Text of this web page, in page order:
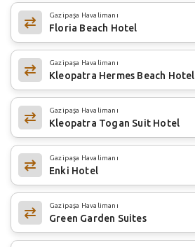
Gazipaşa Havalimanı
Floria Beach Hotel
Gazipaşa Havalimanı
Kleopatra Hermes Beach Hotel
Gazipaşa Havalimanı
Kleopatra Togan Suit Hotel
Gazipaşa Havalimanı
Enki Hotel
Gazipaşa Havalimanı
Green Garden Suites